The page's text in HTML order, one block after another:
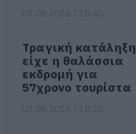
Τραγική κατάληξη
είχε η θαλάσσια
εκδρομή για
57χρονο τουρίστα